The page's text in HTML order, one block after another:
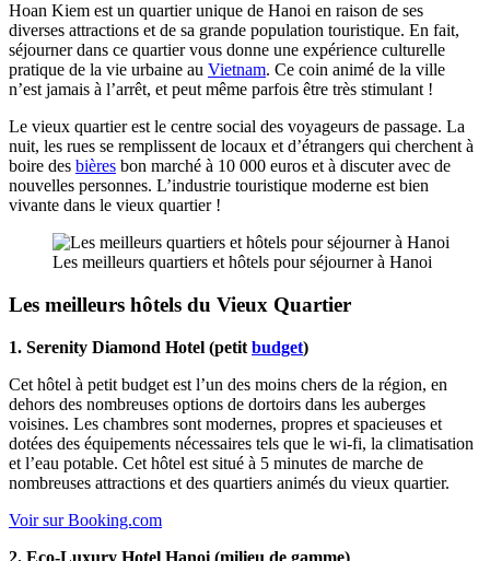
Hoan Kiem est un quartier unique de Hanoi en raison de ses
diverses attractions et de sa grande population touristique. En fait,
séjourner dans ce quartier vous donne une expérience culturelle
pratique de la vie urbaine au Vietnam. Ce coin animé de la ville
n’est jamais à l’arrêt, et peut même parfois être très stimulant !
Le vieux quartier est le centre social des voyageurs de passage. La
nuit, les rues se remplissent de locaux et d’étrangers qui cherchent à
boire des bières bon marché à 10 000 euros et à discuter avec de
nouvelles personnes. L’industrie touristique moderne est bien
vivante dans le vieux quartier !
Les meilleurs quartiers et hôtels pour séjourner à Hanoi
Les meilleurs hôtels du Vieux Quartier
1. Serenity Diamond Hotel (petit budget)
Cet hôtel à petit budget est l’un des moins chers de la région, en
dehors des nombreuses options de dortoirs dans les auberges
voisines. Les chambres sont modernes, propres et spacieuses et
dotées des équipements nécessaires tels que le wi-fi, la climatisation
et l’eau potable. Cet hôtel est situé à 5 minutes de marche de
nombreuses attractions et des quartiers animés du vieux quartier.
Voir sur Booking.com
2. Eco-Luxury Hotel Hanoi (milieu de gamme)